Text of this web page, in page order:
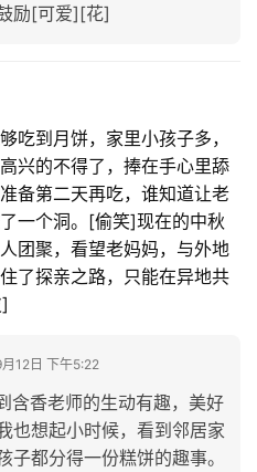
励[可爱][花]
吃到月饼，家里小孩子多，
兴的不得了，捧在手心里舔
备第二天再吃，谁知道让老
一个洞。[偷笑]现在的中秋
团聚，看望老妈妈，与外地
了探亲之路，只能在异地共
12日 下午5:22
含香老师的生动有趣，美好
也想起小时候，看到邻居家
子都分得一份糕饼的趣事。